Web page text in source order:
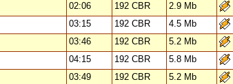
02:06 192 CBR 2.9 Mb
03:15 192 CBR 4.5 Mb
03:46 192 CBR 5.2 Mb
04:15 192 CBR 5.8 Mb
03:49 192 CBR 5.2 Mb